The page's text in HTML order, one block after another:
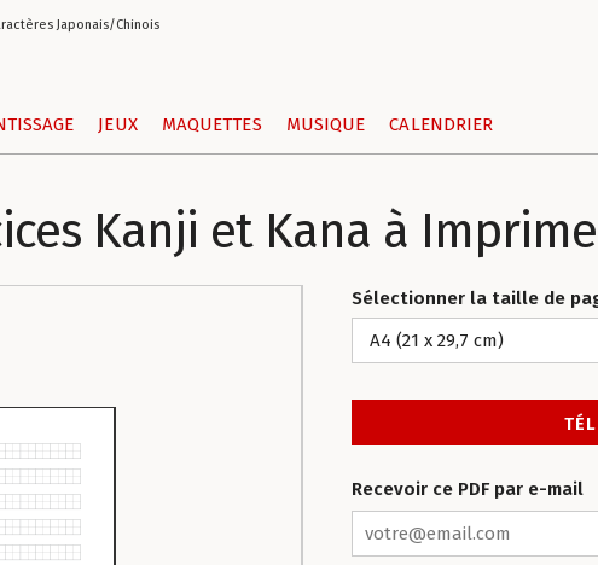
Japonais/Chinois
JEUX MAQUETTES MUSIQUE CALENDRIER
Kanji et Kana à
Sélectionner la taille de
Recevoir ce PDF par e-mail